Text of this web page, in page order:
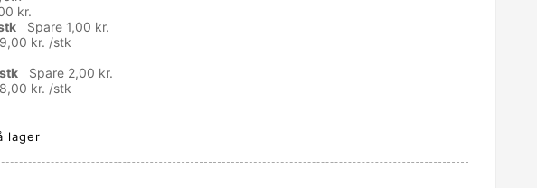
kr.
Spare 1,00 kr.
9,00 kr. /stk
Spare 2,00 kr.
8,00 kr. /stk
lager